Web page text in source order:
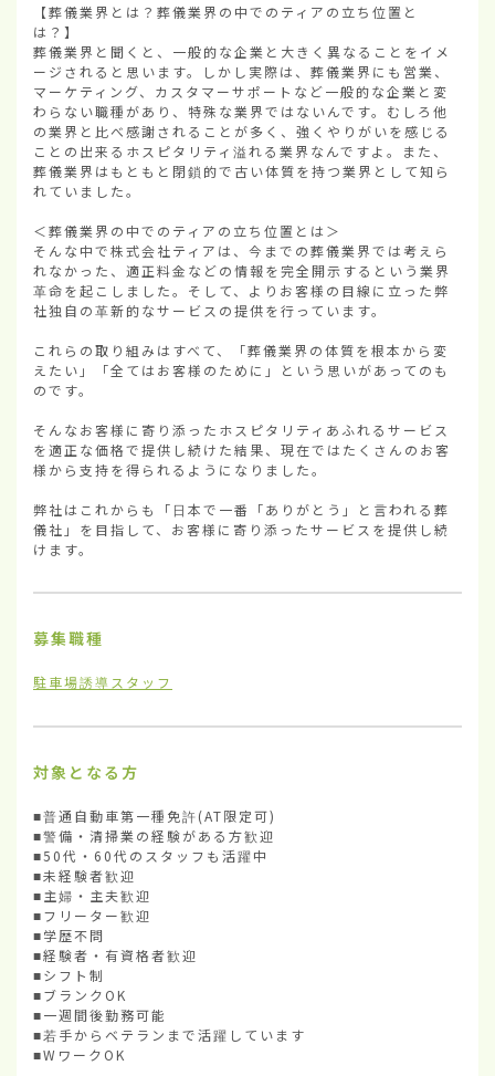
【葬儀業界とは？葬儀業界の中でのティアの立ち位置と
は？】
葬儀業界と聞くと、一般的な企業と大きく異なることをイメ
ージされると思います。しかし実際は、葬儀業界にも営業、
マーケティング、カスタマーサポートなど一般的な企業と変
わらない職種があり、特殊な業界ではないんです。むしろ他
の業界と比べ感謝されることが多く、強くやりがいを感じる
ことの出来るホスピタリティ溢れる業界なんですよ。また、
葬儀業界はもともと閉鎖的で古い体質を持つ業界として知ら
れていました。
＜葬儀業界の中でのティアの立ち位置とは＞
そんな中で株式会社ティアは、今までの葬儀業界では考えら
れなかった、適正料金などの情報を完全開示するという業界
革命を起こしました。そして、よりお客様の目線に立った弊
社独自の革新的なサービスの提供を行っています。
これらの取り組みはすべて、「葬儀業界の体質を根本から変
えたい」「全てはお客様のために」という思いがあってのも
のです。
そんなお客様に寄り添ったホスピタリティあふれるサービス
を適正な価格で提供し続けた結果、現在ではたくさんのお客
様から支持を得られるようになりました。
弊社はこれからも「日本で一番「ありがとう」と言われる葬
儀社」を目指して、お客様に寄り添ったサービスを提供し続
けます。
募集職種
駐車場誘導スタッフ
対象となる方
■普通自動車第一種免許(AT限定可)
■警備・清掃業の経験がある方歓迎
■50代・60代のスタッフも活躍中
■未経験者歓迎
■主婦・主夫歓迎
■フリーター歓迎
■学歴不問
■経験者・有資格者歓迎
■シフト制
■ブランクOK
■一週間後勤務可能
■若手からベテランまで活躍しています
■WワークOK